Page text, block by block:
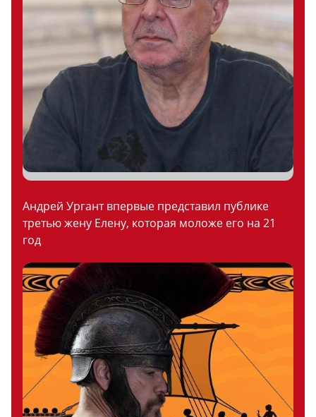
Андрей Ургант впервые представил публике
третью жену Елену, которая моложе его на 21
год